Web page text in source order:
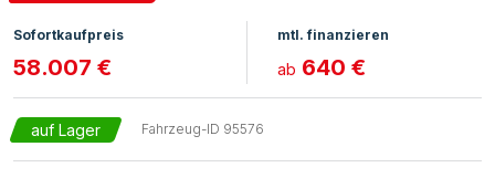
Sofortkaufpreis
58.007 €
mtl. finanzieren
ab 640 €
auf Lager Fahrzeug-ID 95576